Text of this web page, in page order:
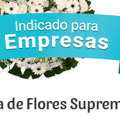
de Flores